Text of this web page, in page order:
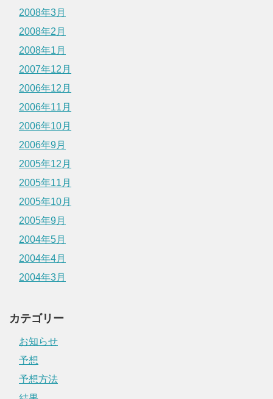
2008年3月
2008年2月
2008年1月
2007年12月
2006年12月
2006年11月
2006年10月
2006年9月
2005年12月
2005年11月
2005年10月
2005年9月
2004年5月
2004年4月
2004年3月
カテゴリー
お知らせ
予想
予想方法